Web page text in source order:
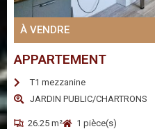
À VENDRE
APPARTEMENT
T1 mezzanine
JARDIN PUBLIC/CHARTRONS
26.25 m² 1 pièce(s)